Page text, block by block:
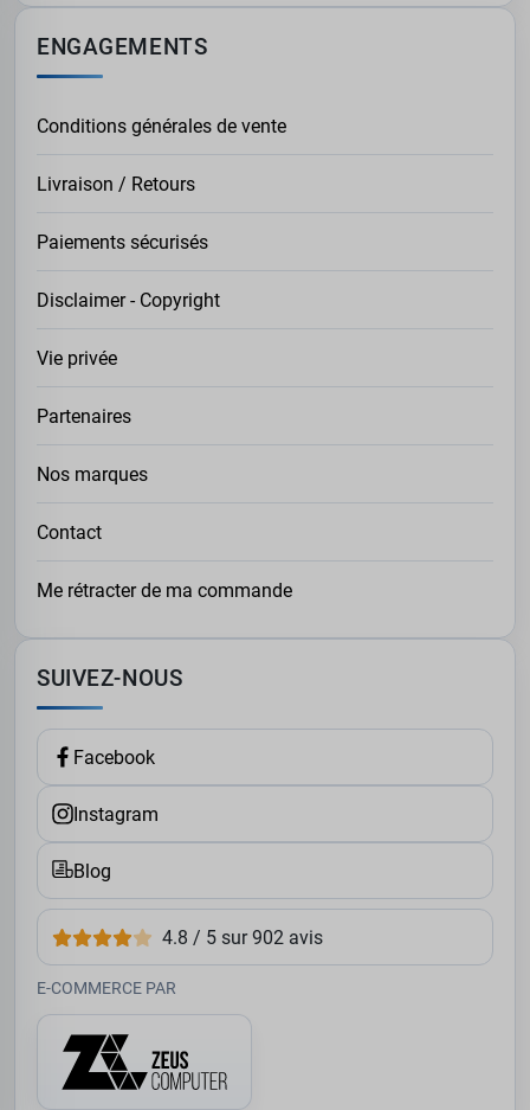
ENGAGEMENTS
Conditions générales de vente
Livraison / Retours
Paiements sécurisés
Disclaimer - Copyright
Vie privée
Partenaires
Nos marques
Contact
Me rétracter de ma commande
SUIVEZ-NOUS
Facebook
Instagram
Blog
4.8 / 5 sur 902 avis
E-COMMERCE PAR